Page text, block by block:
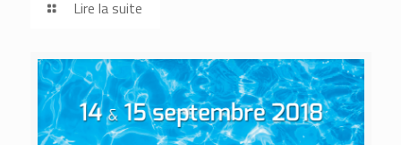
Lire la suite